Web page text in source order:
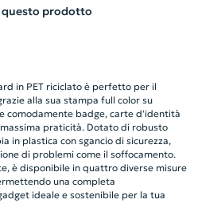
prodotto
in PET riciclato è perfetto per il
alla sua stampa full color su
comodamente badge, carte d'identità
praticità. Dotato di robusto
in plastica con sgancio di sicurezza,
di problemi come il soffocamento.
è disponibile in quattro diverse misure
una completa
ideale e sostenibile per la tua